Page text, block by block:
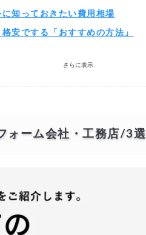
知っておきたい費用相場
安でする「おすすめの方法」
さらに表示
ォーム会社・工務店 /3選